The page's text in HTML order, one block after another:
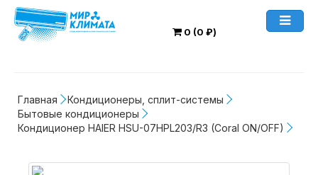
0 (0 ₽)
Главная
Кондиционеры, сплит-системы
Бытовые кондиционеры
Кондиционер HAIER HSU-07HPL203/R3 (Coral ON/OFF)